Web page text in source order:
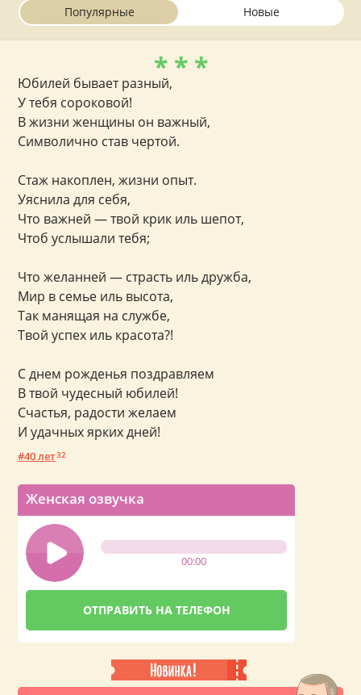
Популярные Новые
* * *
Юбилей бывает разный,
У тебя сороковой!
В жизни женщины он важный,
Символично став чертой.
Стаж накоплен, жизни опыт.
Уяснила для себя,
Что важней — твой крик иль шепот,
Чтоб услышали тебя;
Что желанней — страсть иль дружба,
Мир в семье иль высота,
Так манящая на службе,
Твой успех иль красота?!
С днем рожденья поздравляем
В твой чудесный юбилей!
Счастья, радости желаем
И удачных ярких дней!
40 лет32
Женская озвучка
00:00